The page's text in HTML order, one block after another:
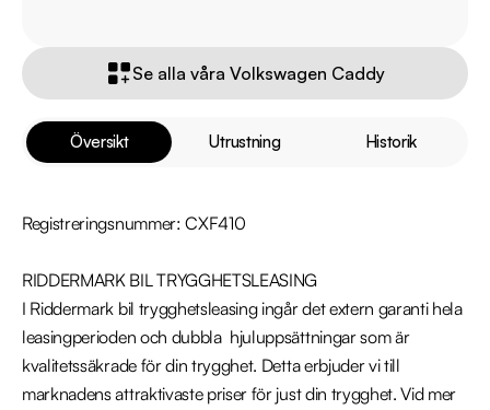
Översikt Utrustning Historik
Registreringsnummer: CXF410
RIDDERMARK BIL TRYGGHETSLEASING
I Riddermark bil trygghetsleasing ingår det extern garanti hela
leasingperioden och dubbla  hjuluppsättningar som är
kvalitetssäkrade för din trygghet. Detta erbjuder vi till
marknadens attraktivaste priser för just din trygghet. Vid mer
Se alla våra Volkswagen Caddy